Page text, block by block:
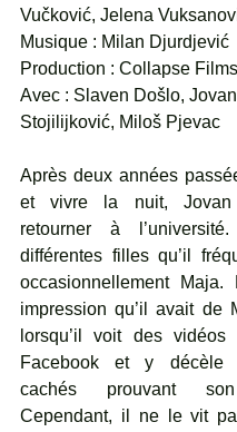
Vučković, Jelena
Musique : Milan Djurdjević
Production : Collapse Films
Avec : Slaven Došlo,
Stojilijković, Miloš Pjevac
Après deux années
et vivre la nuit,
retourner à
différentes filles qu’il
occasionnellement Maja.
impression qu’il avait de
lorsqu’il voit des vidéos
Facebook et y décèle
cachés prouvant
Cependant, il ne le vit